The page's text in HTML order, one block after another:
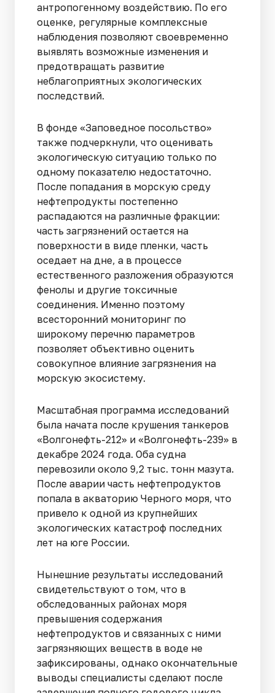
антропогенному воздействию. По его
оценке, регулярные комплексные
наблюдения позволяют своевременно
выявлять возможные изменения и
предотвращать развитие
неблагоприятных экологических
последствий.
В фонде «Заповедное посольство»
также подчеркнули, что оценивать
экологическую ситуацию только по
одному показателю недостаточно.
После попадания в морскую среду
нефтепродукты постепенно
распадаются на различные фракции:
часть загрязнений остается на
поверхности в виде пленки, часть
оседает на дне, а в процессе
естественного разложения образуются
фенолы и другие токсичные
соединения. Именно поэтому
всесторонний мониторинг по
широкому перечню параметров
позволяет объективно оценить
совокупное влияние загрязнения на
морскую экосистему.
Масштабная программа исследований
была начата после крушения танкеров
«Волгонефть-212» и «Волгонефть-239» в
декабре 2024 года. Оба судна
перевозили около 9,2 тыс. тонн мазута.
После аварии часть нефтепродуктов
попала в акваторию Черного моря, что
привело к одной из крупнейших
экологических катастроф последних
лет на юге России.
Нынешние результаты исследований
свидетельствуют о том, что в
обследованных районах моря
превышения содержания
нефтепродуктов и связанных с ними
загрязняющих веществ в воде не
зафиксированы, однако окончательные
выводы специалисты сделают после